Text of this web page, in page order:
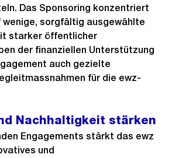
Das Sponsoring konzentriert
wenige, sorgfältig ausgewählte
starker öffentlicher
der finanziellen Unterstützung
auch gezielte
für die ewz-
Nachhaltigkeit stärken
Engagements stärkt das ewz
und